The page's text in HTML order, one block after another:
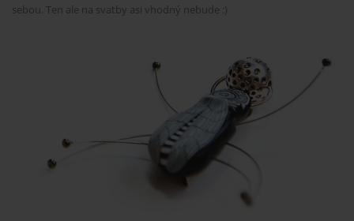
sebou. Ten ale na svatby asi vhodný nebude :)